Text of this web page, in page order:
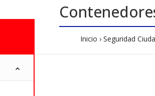
Inicio Seguridad